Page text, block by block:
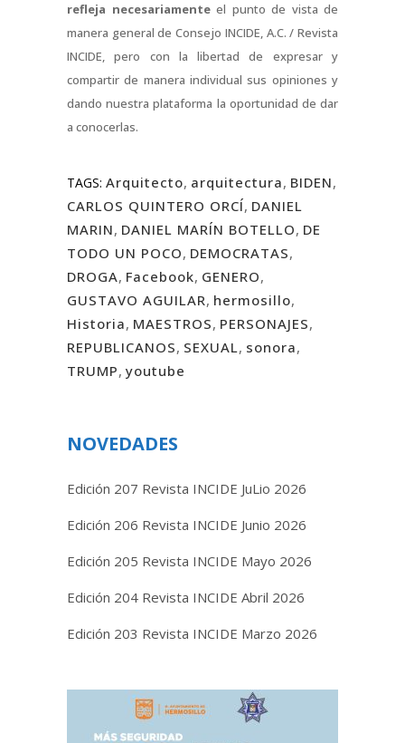
refleja necesariamenteel punto de vista de
manera general de Consejo INCIDE, A.C. / Revista
INCIDE, pero con la libertad de expresar y
compartir de manera individual sus opiniones y
dando nuestra plataforma la oportunidad de dar
a conocerlas.
TAGS: Arquitecto, arquitectura, BIDEN,
CARLOS QUINTERO ORCÍ, DANIEL
MARIN, DANIEL MARÍN BOTELLO, DE
TODO UN POCO, DEMOCRATAS,
DROGA, Facebook, GENERO,
GUSTAVO AGUILAR, hermosillo,
Historia, MAESTROS, PERSONAJES,
REPUBLICANOS, SEXUAL, sonora,
TRUMP, youtube
NOVEDADES
Edición 207 Revista INCIDE JuLio 2026
Edición 206 Revista INCIDE Junio 2026
Edición 205 Revista INCIDE Mayo 2026
Edición 204 Revista INCIDE Abril 2026
Edición 203 Revista INCIDE Marzo 2026